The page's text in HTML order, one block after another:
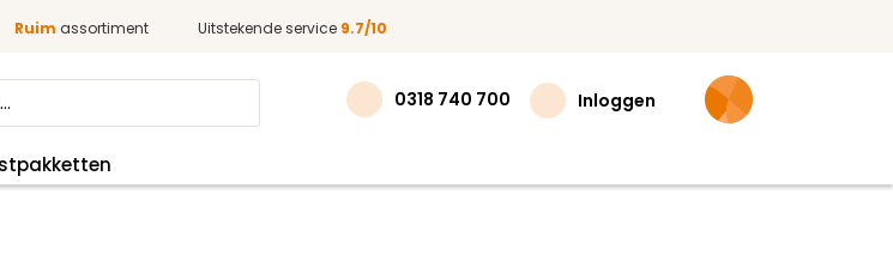
Ruim assortiment Uitstekende service 9.7/10
0318 740 700 Inloggen